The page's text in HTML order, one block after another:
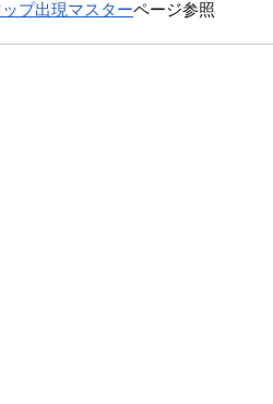
ップ出現マスターページ参照